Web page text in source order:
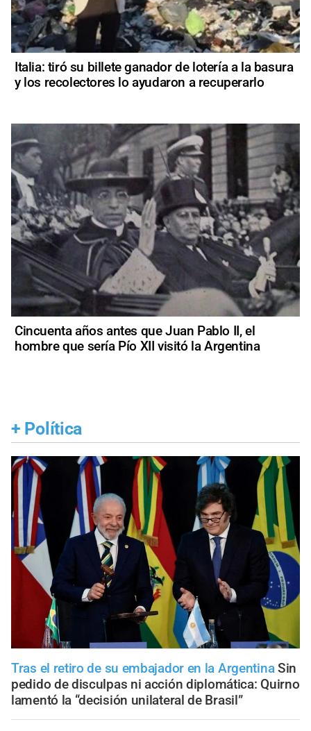
Italia: tiró su billete ganador de lotería a la basura
y los recolectores lo ayudaron a recuperarlo
Cincuenta años antes que Juan Pablo II, el
hombre que sería Pío XII visitó la Argentina
+ Política
Tras el retiro de su embajador en la Argentina Sin
pedido de disculpas ni acción diplomática: Quirno
lamentó la “decisión unilateral de Brasil”